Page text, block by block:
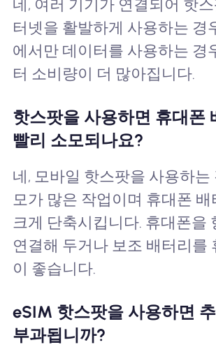
네, 여러 기기가 연결되어 핫
터넷을 활발하게 사용하는 경
에서만 데이터를 사용하는 경
터 소비량이 더 많아집니다.
핫스팟을 사용하면 휴대폰
빨리 소모되나요?
네, 모바일 핫스팟을 사용하는
모가 많은 작업이며 휴대폰 배
크게 단축시킵니다. 휴대폰을
연결해 두거나 보조 배터리를
이 좋습니다.
eSIM 핫스팟을 사용하면
부과됩니까?